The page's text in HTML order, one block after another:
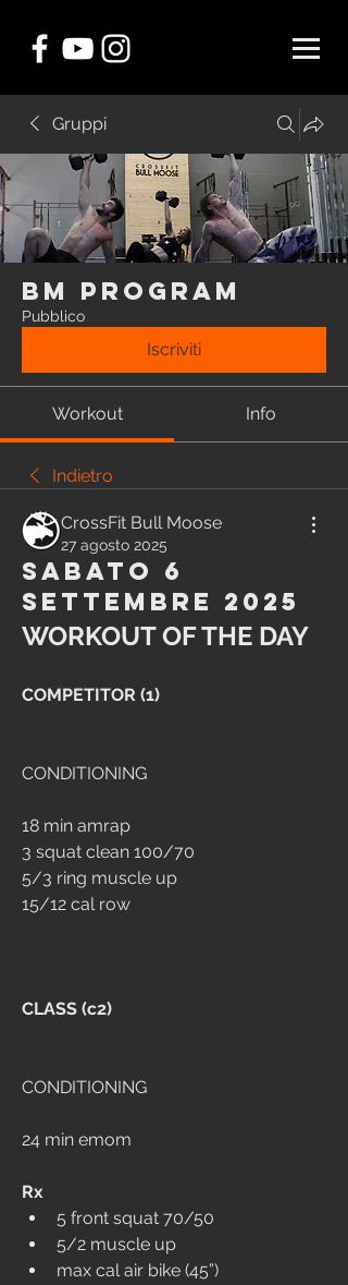
Gruppi
BM Program
Pubblico
Iscriviti
Workout Info
Indietro
CrossFit Bull Moose
27 agosto 2025
Sabato 6
Settembre 2025
WORKOUT OF THE DAY
COMPETITOR (1)
CONDITIONING
18 min amrap
3 squat clean 100/70
5/3 ring muscle up
15/12 cal row
CLASS (c2)
CONDITIONING
24 min emom
Rx
5 front squat 70/50
5/2 muscle up
max cal air bike (45”)